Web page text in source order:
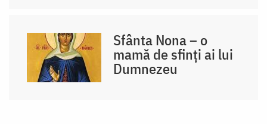
Sfânta Nona – o
mamă de sfinți ai lui
Dumnezeu